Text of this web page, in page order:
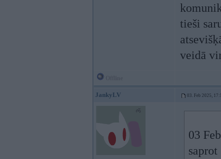
tieši
veidā
JankyLV 03. Feb 2025,
03